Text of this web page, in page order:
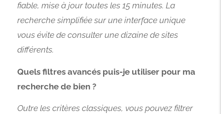
fiable, mise à jour toutes les 15 minutes. La
recherche simplifiée sur une interface unique
vous évite de consulter une dizaine de sites
différents.
Quels filtres avancés puis-je utiliser pour ma
recherche de bien ?
Outre les critères classiques, vous pouvez filtrer